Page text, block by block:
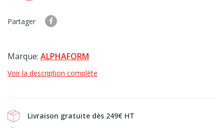
Partager
Marque: ALPHAFORM
Voir la description complète
Livraison gratuite dès 249€ HT